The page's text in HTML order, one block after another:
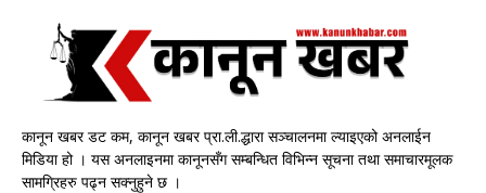
कानून खबर डट कम, कानून खबर प्रा.ली.द्धारा सञ्चालनमा ल्याइएको अनलाईन
मिडिया हो । यस अनलाइनमा कानूनसँग सम्बन्धित विभिन्न सूचना तथा समाचारमूलक
सामग्रिहरु पढ्न सक्नुहुने छ ।